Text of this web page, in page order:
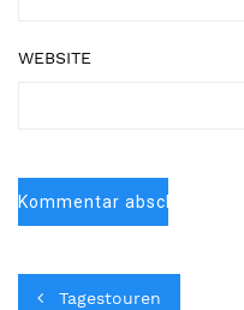
WEBSITE
Tagestouren